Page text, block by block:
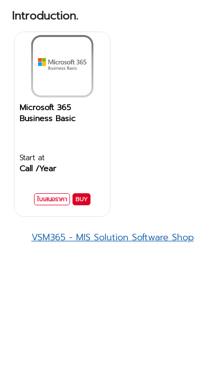
Introduction.
Microsoft 365
Business Basic
Start at
Call /Year
ใบเสนอราคา BUY
VSM365 - MIS Solution Software Shop